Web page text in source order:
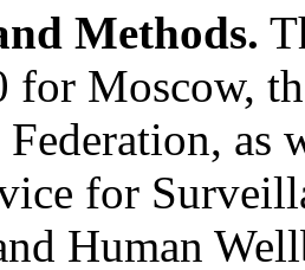
Methods.
for Moscow,
as
for
Human